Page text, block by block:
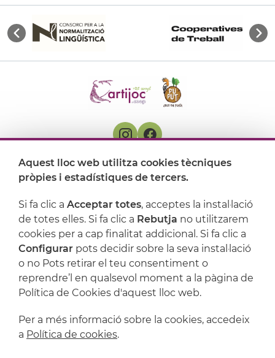
On ens trobem
Suport
Aquest lloc web utilitza cookies tècniques
pròpies i estadístiques de tercers.
Si fa clic a Acceptar totes, acceptes la instal·lació
de totes elles. Si fa clic a Rebutja no utilitzarem
cookies per a cap finalitat addicional. Si fa clic a
Configurar pots decidir sobre la seva instal·lació
o no Pots retirar el teu consentiment o
reprendre’l en qualsevol moment a la pàgina de
Política de Cookies d'aquest lloc web.
Per a més informació sobre la cookies, accedeix
a Política de cookies.